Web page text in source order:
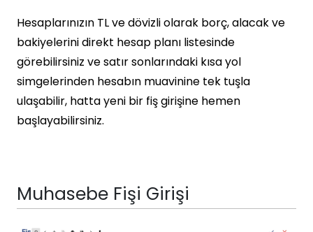
Hesaplarınızın TL ve dövizli olarak borç, alacak ve
bakiyelerini direkt hesap planı listesinde
görebilirsiniz ve satır sonlarındaki kısa yol
simgelerinden hesabın muavinine tek tuşla
ulaşabilir, hatta yeni bir fiş girişine hemen
başlayabilirsiniz.
Muhasebe Fişi Girişi